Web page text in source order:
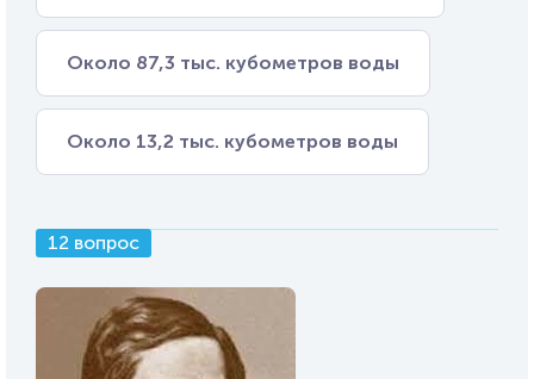
Около 87,3 тыс. кубометров воды
Около 13,2 тыс. кубометров воды
12 вопрос